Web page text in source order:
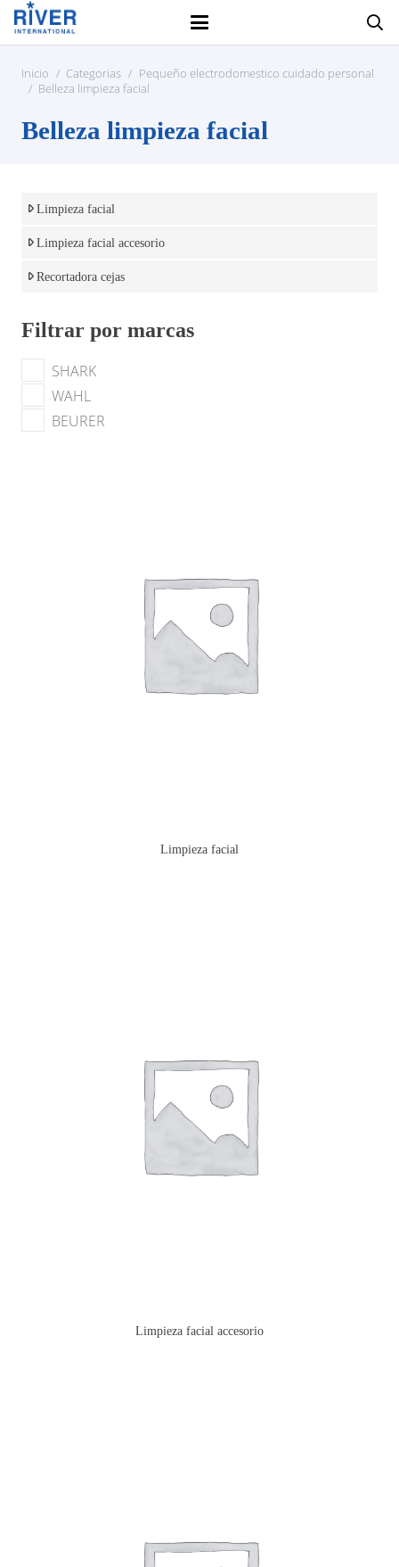
Inicio / Categorias / Pequeño electrodomestico cuidado personal
/ Belleza limpieza facial
Belleza limpieza facial
Limpieza facial
Limpieza facial accesorio
Recortadora cejas
Filtrar por marcas
SHARK
WAHL
BEURER
Limpieza facial
Limpieza facial accesorio